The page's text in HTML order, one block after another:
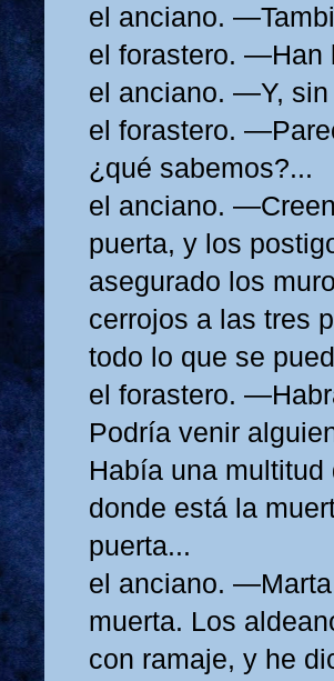
el anciano.
el forastero. —Han
el anciano. —Y, sin
el forastero.
¿qué sabemos?...
el anciano.
puerta, y los
asegurado los
cerrojos a las tres
todo lo que se
el forastero.
Podría venir
Había una
donde está la
puerta...
el anciano.
muerta. Los
con ramaje, y he